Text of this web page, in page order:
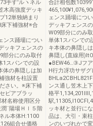
手す'ルヽネル
木高強度デッキ
12単独納まり
下補強材※合
ンス踊場につい
ッキフェンスの
部分にのみ取付
1スパンでの設
体の鼻隠しは加
強材を柱設置
さい。※床下補
ピアブラッ
名称使用区分
¨陽場Ｈｌ５階
ル本体H:1100
組合せ価格
合計相包数
ェンス踊場につ
デッキフェンス
W09部分にのみ
単体1スパンでの
キ本体の鼻隠し
鼻隠し(直線用
●BEW46…③Jフ
H行力冴功サザ
ンス通し笠木上
格平
駅
ッキ材と並行に
品は、大引・束
ンのいづれかで